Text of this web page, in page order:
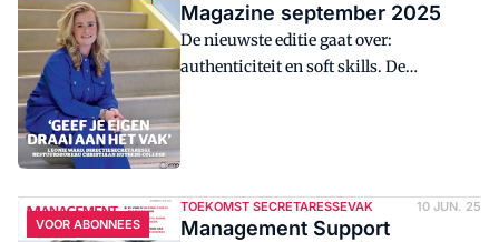
Magazine september 2025
De nieuwste editie gaat over:
authenticiteit en soft skills. De
menselijke vaardigheden waarmee jij
als assistant het verschil maakt!
VOOR ABONNEES
TOEKOMST SECRETARESSEVAK 10 JUN. 25
Management Support